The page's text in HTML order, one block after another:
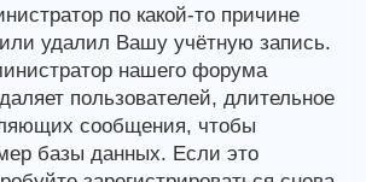
по какой-то причине
удалил Вашу учётную запись.
нашего форума
пользователей, длительное
сообщения, чтобы
базы данных. Если это